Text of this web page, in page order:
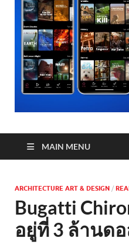
MAIN MENU
ARCHITECTURE ART & DESIGN /
Bugatti
อยู่ที่ 3 ล้านด